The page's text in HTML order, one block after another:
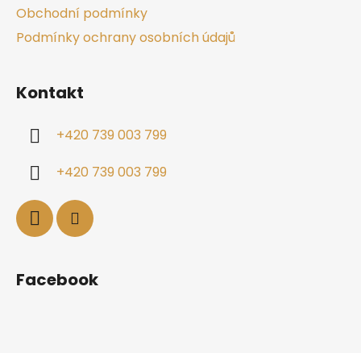
Obchodní podmínky
Podmínky ochrany osobních údajů
Kontakt
+420 739 003 799
+420 739 003 799
Facebook